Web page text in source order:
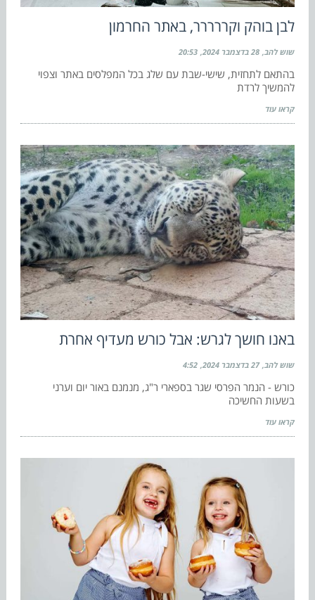
לבן בוהק וקררררר, באתר החרמון
שוש להב 28 בדצמבר 2024 20:53
בהתאם לתחזית, שישי-שבת עם שלג בכל המפלסים באתר וצפוי
להמשיך לרדת
קראו עוד
באנו חושך לגרש: אבל כורש מעדיף אחרת
שוש להב 27 בדצמבר 2024 4:52
כורש - הנמר הפרסי שגר בספארי ר"ג, מנמנם באור יום וערני
בשעות החשיכה
קראו עוד